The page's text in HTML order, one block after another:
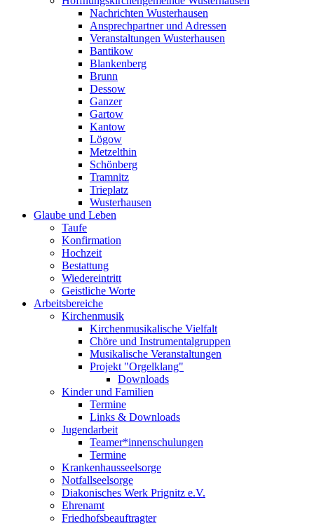
Nachrichten Wusterhausen
Ansprechpartner und Adressen
Veranstaltungen Wusterhausen
Bantikow
Blankenberg
Brunn
Dessow
Ganzer
Gartow
Kantow
Lögow
Metzelthin
Schönberg
Tramnitz
Trieplatz
Wusterhausen
Glaube und Leben
Taufe
Konfirmation
Hochzeit
Bestattung
Wiedereintritt
Geistliche Worte
Arbeitsbereiche
Kirchenmusik
Kirchenmusikalische Vielfalt
Chöre und Instrumentalgruppen
Musikalische Veranstaltungen
Projekt "Orgelklang"
Downloads
Kinder und Familien
Termine
Links & Downloads
Jugendarbeit
Teamer*innenschulungen
Termine
Krankenhausseelsorge
Notfallseelsorge
Diakonisches Werk Prignitz e.V.
Ehrenamt
Friedhofsbeauftragter